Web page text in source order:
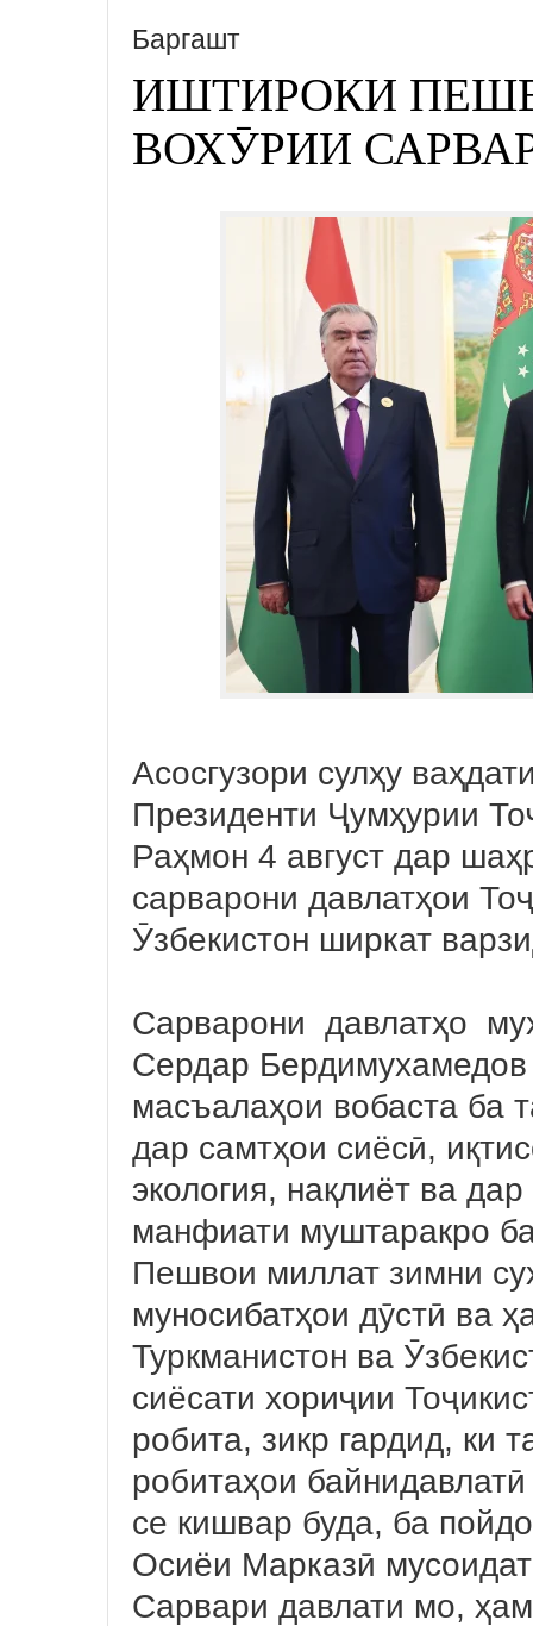
Баргашт
ИШТИРОКИ
ВОХӮРИИ
Асосгузори сулҳу
Президенти Ҷумҳурии
Раҳмон 4 август дар
сарварони давлатҳои
Ӯзбекистон ширкат
Сарварони давлатҳо
Сердар
масъалаҳои вобаста ба
дар самтҳои сиёсӣ,
экология, нақлиёт ва
манфиати муштаракро
Пешвои миллат зимни
муносибатҳои дӯстӣ ва
Туркманистон ва
сиёсати хориҷии
робита, зикр гардид, ки
робитаҳои
се кишвар буда, ба
Осиёи Марказӣ
Сарвари давлати мо,